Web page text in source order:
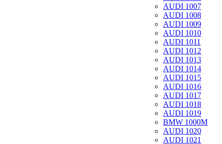
AUDI 1007
AUDI 1008
AUDI 1009
AUDI 1010
AUDI 1011
AUDI 1012
AUDI 1013
AUDI 1014
AUDI 1015
AUDI 1016
AUDI 1017
AUDI 1018
AUDI 1019
BMW 1000M
AUDI 1020
AUDI 1021